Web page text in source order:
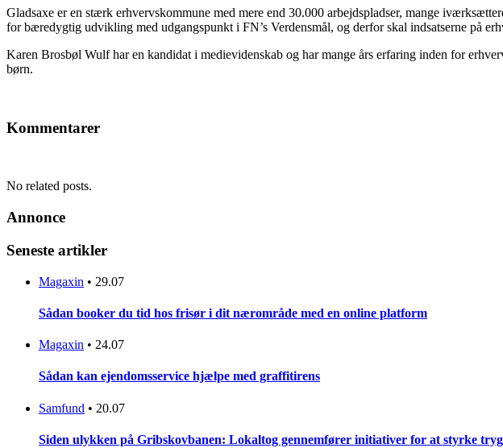
Gladsaxe er en stærk erhvervskommune med mere end 30.000 arbejdspladser, mange
for bæredygtig udvikling med udgangspunkt i FN’s Verdensmål, og derfor skal indsatserne på
Karen Brosbøl Wulf har en kandidat i medievidenskab og har mange års erfaring inden for
børn.
Kommentarer
No related posts.
Annonce
Seneste artikler
Magaxin • 29.07
Sådan booker du tid hos frisør i dit nærområde med en online platform
Magaxin • 24.07
Sådan kan ejendomsservice hjælpe med graffitirens
Samfund • 20.07
Siden ulykken på Gribskovbanen: Lokaltog gennemfører initiativer for at styrke